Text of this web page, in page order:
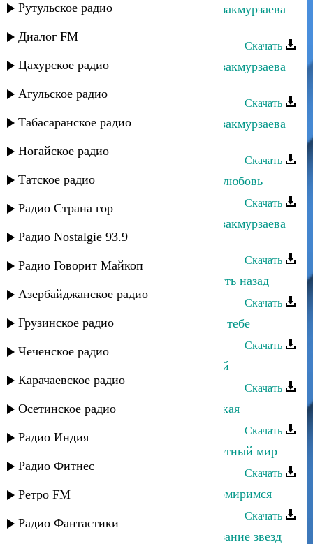
Рутульское радио
Диалог FM
Цахурское радио
Агульское радио
Табасаранское радио
Ногайское радио
Татское радио
Радио Страна гор
Радио Nostalgie 93.9
Радио Говорит Майкоп
Азербайджанское радио
Грузинское радио
Чеченское радио
Карачаевское радио
Осетинское радио
Радио Индия
Радио Фитнес
Ретро FM
Радио Фантастики
Рустам Ахмедханов и Альбина Казакмурзаева
Скачать
Рустам Ахмедханов и Альбина Казакмурзаева
Скачать
Рустам Ахмедханов и Альбина Казакмурзаева
Скачать
Альбина Казакмурзаева - Пришла любовь
Скачать
Рустам Ахмедханов и Альбина Казакмурзаева
- Салам моему народу
Скачать
Альбина Казакмурзаева - Не вернуть назад
Скачать
Альбина Казакмурзаева - Мысли о тебе
Скачать
Альбина Казакмурзаева - Ай ле лей
Скачать
Альбина Казакмурзаева - Французкая
Скачать
Альбина Казакмурзаева - Разноцветный мир
Скачать
Альбина Казакмурзаева - Давай помиримся
Скачать
Альбина Казакмурзаева - Предсказание звезд